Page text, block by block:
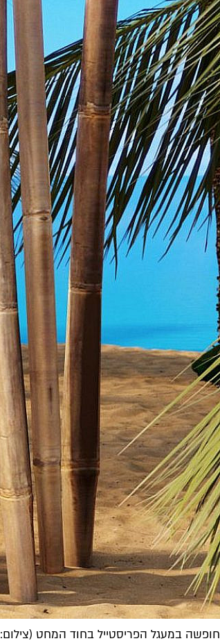
חופשה במעגל הפריסטייל בחוד המחט (צילום: Gettyimages/ איסטגרם/hodhamahat)